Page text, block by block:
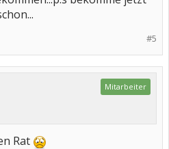
#5
Mitarbeiter
Rat